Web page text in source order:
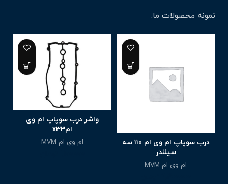
نمونه محصولات ما:
درب سوپاپ ام وی ام ۱۱۰ سه
سیلندر
ام وی ام MVM
واشر درب سوپاپ ام وی
امx33
ام وی ام MVM